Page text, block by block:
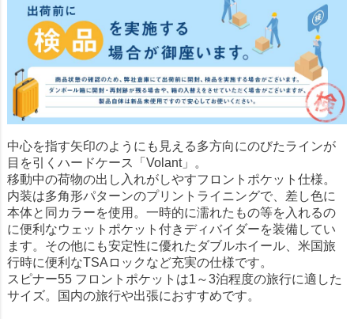
中心を指す矢印のようにも見える多方向にのびたラインが
目を引くハードケース「Volant」。
移動中の荷物の出し入れがしやすフロントポケット仕様。
内装は多角形パターンのプリントライニングで、差し色に
本体と同カラーを使用。一時的に濡れたもの等を入れるの
に便利なウェットポケット付きディバイダーを装備してい
ます。その他にも安定性に優れたダブルホイール、米国旅
行時に便利なTSAロックなど充実の仕様です。
スピナー55 フロントポケットは1～3泊程度の旅行に適した
サイズ。国内の旅行や出張におすすめです。